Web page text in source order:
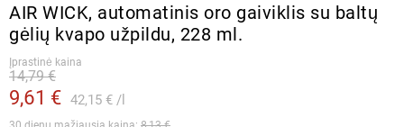
AIR WICK, automatinis oro gaiviklis su baltų
gėlių kvapo užpildu, 228 ml.
Įprastinė kaina
9,61 € 42,15 €
14,79 €